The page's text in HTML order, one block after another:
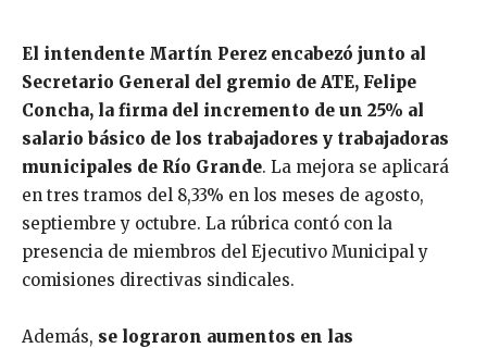
El intendente Martín Perez encabezó junto al
Secretario General del gremio de ATE, Felipe
Concha, la firma del incremento de un 25% al
salario básico de los trabajadores y trabajadoras
municipales de Río Grande. La mejora se aplicará
en tres tramos del 8,33% en los meses de agosto,
septiembre y octubre. La rúbrica contó con la
presencia de miembros del Ejecutivo Municipal y
comisiones directivas sindicales.
Además, se lograron aumentos en las